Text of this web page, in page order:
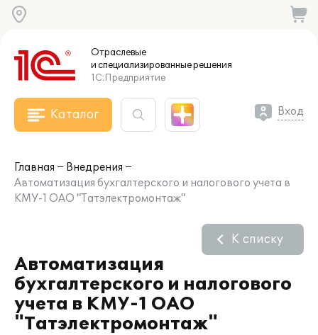
Отраслевые
и специализированныерешения
1С:Предприятие
Каталог Вход
Главная
Внедрения
Автоматизация бухгалтерского и налогового учета в
КМУ-1 ОАО "Татэлектромонтаж"
Автоматизация
бухгалтерского и налогового
учета в КМУ-1 ОАО
"Татэлектромонтаж"
К списку